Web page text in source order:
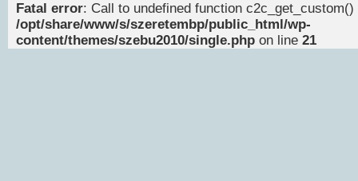
Fatal error: Call to undefined function c2c_get_custom()
/opt/share/www/s/szeretembp/public_html/wp-
content/themes/szebu2010/single.php on line 21